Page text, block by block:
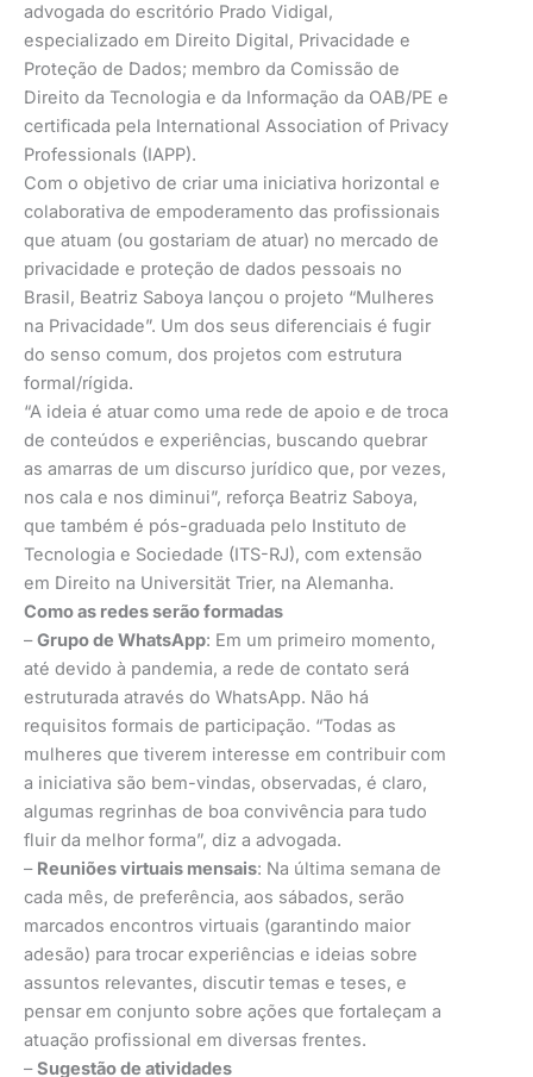
advogada do escritório Prado Vidigal,
especializado em Direito Digital, Privacidade e
Proteção de Dados; membro da Comissão de
Direito da Tecnologia e da Informação da OAB/PE e
certificada pela International Association of Privacy
Professionals (IAPP).
Com o objetivo de criar uma iniciativa horizontal e
colaborativa de empoderamento das profissionais
que atuam (ou gostariam de atuar) no mercado de
privacidade e proteção de dados pessoais no
Brasil, Beatriz Saboya lançou o projeto “Mulheres
na Privacidade”. Um dos seus diferenciais é fugir
do senso comum, dos projetos com estrutura
formal/rígida.
“A ideia é atuar como uma rede de apoio e de troca
de conteúdos e experiências, buscando quebrar
as amarras de um discurso jurídico que, por vezes,
nos cala e nos diminui”, reforça Beatriz Saboya,
que também é pós-graduada pelo Instituto de
Tecnologia e Sociedade (ITS-RJ), com extensão
em Direito na Universität Trier, na Alemanha.
Como as redes serão formadas
–Grupo de WhatsApp: Em um primeiro momento,
até devido à pandemia, a rede de contato será
estruturada através do WhatsApp. Não há
requisitos formais de participação. “Todas as
mulheres que tiverem interesse em contribuir com
a iniciativa são bem-vindas, observadas, é claro,
algumas regrinhas de boa convivência para tudo
fluir da melhor forma”, diz a advogada.
– Reuniões virtuais mensais: Na última semana de
cada mês, de preferência, aos sábados, serão
marcados encontros virtuais (garantindo maior
adesão) para trocar experiências e ideias sobre
assuntos relevantes, discutir temas e teses, e
pensar em conjunto sobre ações que fortaleçam a
atuação profissional em diversas frentes.
–Sugestão de atividades